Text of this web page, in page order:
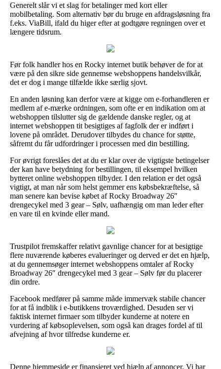
Generelt slår vi et slag for betalinger med kort eller
mobilbetaling. Som alternativ bør du bruge en afdragsløsning fra
f.eks. ViaBill, ifald du higer efter at godtgøre regningen over et
længere tidsrum.
Før folk handler hos en Rocky internet butik behøver de for at
være på den sikre side gennemse webshoppens handelsvilkår,
det er dog i mange tilfælde ikke særlig sjovt.
En anden løsning kan derfor være at kigge om e-forhandleren er
medlem af e-mærke ordningen, som ofte er en indikation om at
webshoppen tilslutter sig de gældende danske regler, og at
internet webshoppen tit besigtiges af fagfolk der er indført i
lovene på området. Derudover tilbydes du chance for støtte,
såfremt du får udfordringer i processen med din bestilling.
For øvrigt foreslåes det at du er klar over de vigtigste betingelser
der kan have betydning for bestillingen, til eksempel hvilken
bytteret online webshoppen tilbyder. I den relation er det også
vigtigt, at man når som helst gemmer ens købsbekræftelse, så
man senere kan bevise købet af Rocky Broadway 26″
drengecykel med 3 gear – Sølv, uafhængig om man leder efter
en vare til en kvinde eller mand.
Trustpilot fremskaffer relativt gavnlige chancer for at besigtige
flere nuværende køberes evalueringer og derved er det en hjælp,
at du gennemsøger internet webshoppens omtaler af Rocky
Broadway 26″ drengecykel med 3 gear – Sølv før du placerer
din ordre.
Facebook medfører på samme måde immervæk stabile chancer
for at få indblik i e-butikkens troværdighed. Desuden ser vi
faktisk internet firmaer som tilbyder kunderne at notere en
vurdering af købsoplevelsen, som også kan drages fordel af til
afvejning af hvor tilfredse kunderne er.
Denne hjemmeside er finansieret ved hjælp af annoncer. Vi har